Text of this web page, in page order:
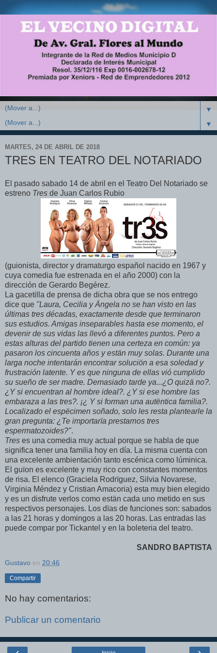
▼
▼
MARTES, 24 DE ABRIL DE 2018
TRES EN TEATRO DEL NOTARIADO
El pasado sabado 14 de abril en el Teatro Del Notariado se
estreno Tres de Juan Carlos Rubio
(guionista, director y dramaturgo español nacido en 1967 y
cuya comedia fue estrenada en el año 2000) con la
dirección de Gerardo Begérez.
La gacetilla de prensa de dicha obra que se nos entrego
dice que "Laura, Cecilia y Ängela no se han visto en las
últimas tres décadas, exactamente desde que terminaron
sus estudios. Amigas inseparables hasta ese momento, el
devenir de sus vidas las llevó a diferentes puntos. Pero a
estas alturas del partido tienen una certeza en común: ya
pasaron los cincuenta años y estän muy solas. Durante una
larga noche intentarán encontrar soluciön a esa soledad y
frustración latente. Y es que ninguna de ellas vió cumplido
su sueño de ser madre. Demasiado tarde ya...¿O quizä no?.
¿Y si encuentran al hombre ideal?. ¿Y si ese hombre las
embaraza a las tres?. ¡¿ Y si forman una autëntica familia?.
Localizado el espëcimen soñado, solo les resta plantearle la
gran pregunta: ¿Te importarïa prestarnos tres
espermatozoides?".
Tres es una comedia muy actual porque se habla de que
significa tener una familia hoy en día. La misma cuenta con
una excelente ambientación tanto escénica como lúminica.
El guïon es excelente y muy rico con constantes momentos
de risa. El elenco (Graciela Rodrïguez, Silvia Novarese,
Virginia Méndez y Cristian Amacoria) esta muy bien elegido
y es un disfrute verlos como estän cada uno metido en sus
respectivos personajes. Los dïas de funciones son: sabados
a las 21 horas y domingos a las 20 horas. Las entradas las
puede compar por Tickantel y en la boleteria del teatro.
SANDRO BAPTISTA
Gustavo en 20:46
Compartir
No hay comentarios:
Publicar un comentario